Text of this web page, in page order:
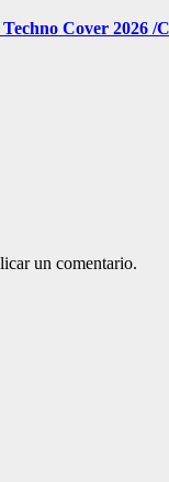
Cover 2026 /
un comentario.